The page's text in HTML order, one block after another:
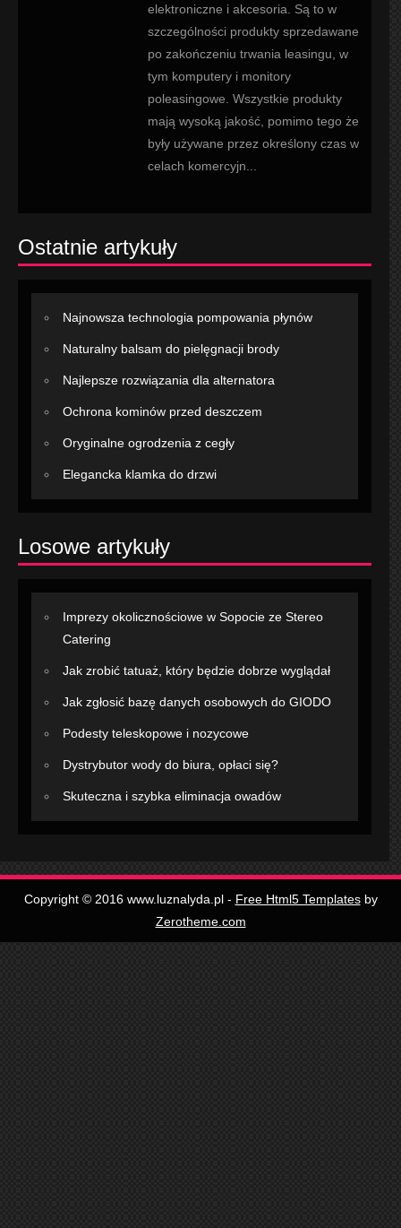
elektroniczne i akcesoria. Są to w
szczególności produkty sprzedawane
po zakończeniu trwania leasingu, w
tym komputery i monitory
poleasingowe. Wszystkie produkty
mają wysoką jakość, pomimo tego że
były używane przez określony czas w
celach komercyjn...
Ostatnie artykuły
Najnowsza technologia pompowania płynów
Naturalny balsam do pielęgnacji brody
Najlepsze rozwiązania dla alternatora
Ochrona kominów przed deszczem
Oryginalne ogrodzenia z cegły
Elegancka klamka do drzwi
Losowe artykuły
Imprezy okolicznościowe w Sopocie ze Stereo
Catering
Jak zrobić tatuaż, który będzie dobrze wyglądał
Jak zgłosić bazę danych osobowych do GIODO
Podesty teleskopowe i nozycowe
Dystrybutor wody do biura, opłaci się?
Skuteczna i szybka eliminacja owadów
Copyright © 2016 www.luznalyda.pl - Free Html5 Templatesby
Zerotheme.com